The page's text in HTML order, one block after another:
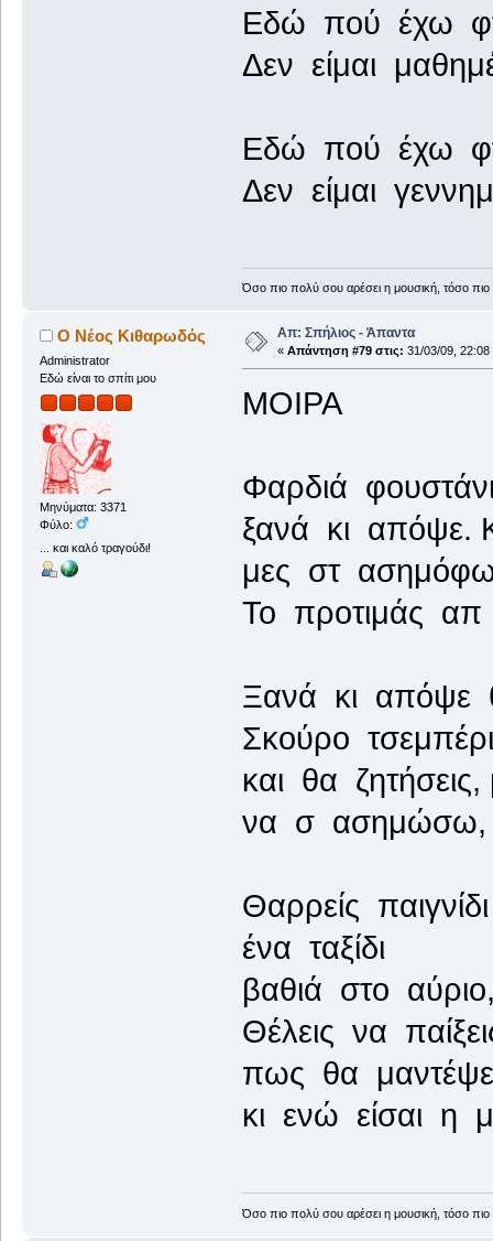
Εδώ πού έχω
Δεν είμαι
Εδώ πού έχω
Δεν είμαι
Όσο πιο πολύ σου αρέσει η μουσική, τόσο
Ο Νέος Κιθαρωδός
Administrator
Εδώ είναι το σπίτι μου
Μηνύματα: 3371
Φύλο:
... και καλό τραγούδι!
Απ: Σπήλιος - Άπαντα
« Απάντηση #79 στις: 31/03/09, 22:08
ΜΟΙΡΑ
Φαρδιά
ξανά κι απόψε.
μες στ
Το προτιμάς απ
Ξανά κι απόψε
Σκούρο
και θα
να σ ασημώσω,
Θαρρείς παιγνίδι
ένα ταξίδι
βαθιά στο
Θέλεις να
πως θα
κι ενώ είσαι η
Όσο πιο πολύ σου αρέσει η μουσική, τόσο